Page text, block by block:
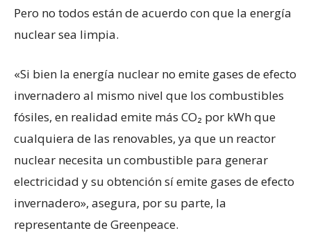
Pero no todos están de acuerdo con que la energía
nuclear sea limpia.
«Si bien la energía nuclear no emite gases de efecto
invernadero al mismo nivel que los combustibles
fósiles, en realidad emite más CO₂ por kWh que
cualquiera de las renovables, ya que un reactor
nuclear necesita un combustible para generar
electricidad y su obtención sí emite gases de efecto
invernadero», asegura, por su parte, la
representante de Greenpeace.